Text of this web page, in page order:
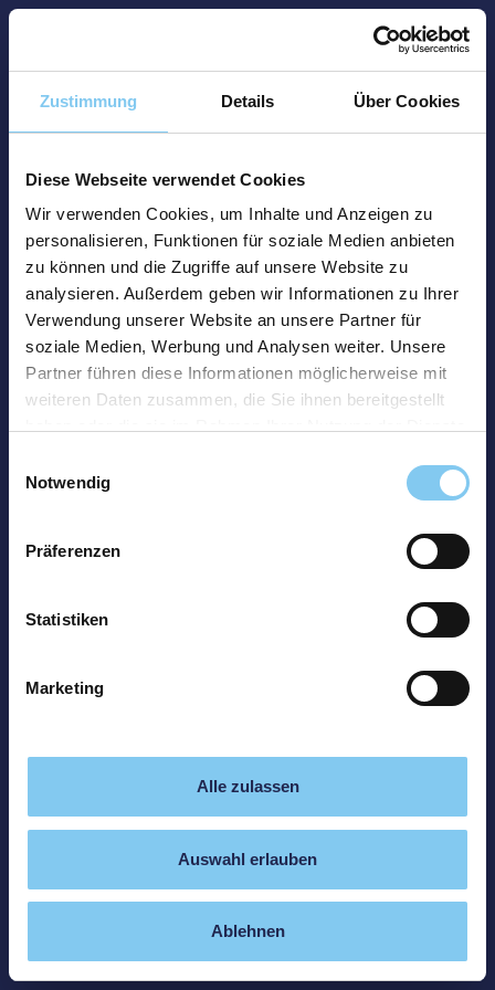
Zustimmung Details Über Cookies
Diese Webseite verwendet Cookies
Wir verwenden Cookies, um Inhalte und Anzeigen zu
personalisieren, Funktionen für soziale Medien anbieten
zu können und die Zugriffe auf unsere Website zu
analysieren. Außerdem geben wir Informationen zu Ihrer
Verwendung unserer Website an unsere Partner für
soziale Medien, Werbung und Analysen weiter. Unsere
Partner führen diese Informationen möglicherweise mit
weiteren Daten zusammen, die Sie ihnen bereitgestellt
Notwendig
Präferenzen
Statistiken
Marketing
Alle zulassen
Auswahl erlauben
Ablehnen